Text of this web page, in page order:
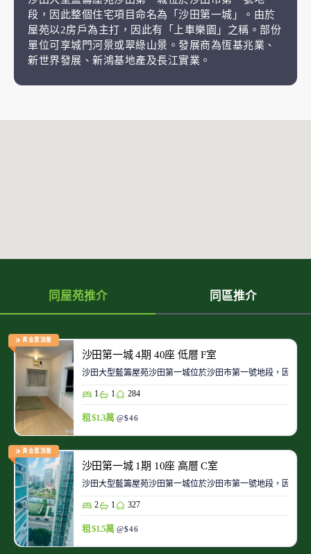
段，因此整個住宅項目命名為「沙田第一城」。由於
屋苑以2房戶為主打，因此有「上車樂園」之稱。部份
單位可享城門河景或翠綠山景。發展商為恆基兆業、
新世界發展、新鴻基地產及長江實業。
同屋苑推介 同區推介
黃金置頂盤
沙田第一城 4期 40座 低層 F室
沙田大型藍籌屋苑沙田第一城位於沙田市第一號地段，因此
1 1 284
租 $1.3萬 @$46
黃金置頂盤
沙田第一城 1期 10座 高層 C室
沙田大型藍籌屋苑沙田第一城位於沙田市第一號地段，因此
2 1 327
租 $1.5萬 @$46